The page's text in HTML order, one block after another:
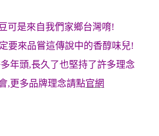
可是來自我們家鄉台灣唷!
要來品嘗這傳說中的香醇味兒!
年頭,長久了也堅持了許多理念
,更多品牌理念請點官網